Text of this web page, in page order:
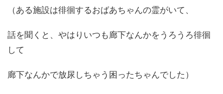
（ある施設は徘徊するおばあちゃんの霊がいて、
話を聞くと、やはりいつも廊下なんかをうろうろ徘徊
して
廊下なんかで放尿しちゃう困ったちゃんでした）